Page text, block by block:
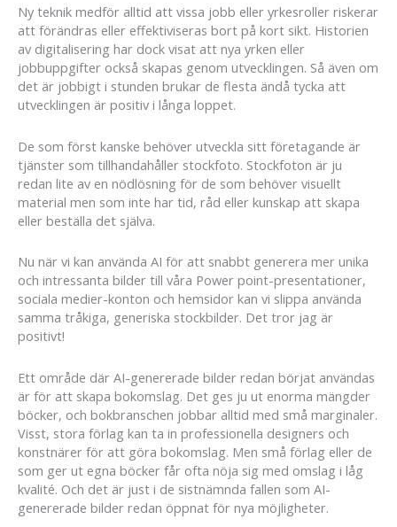
Ny teknik medför alltid att vissa jobb eller yrkesroller riskerar
att förändras eller effektiviseras bort på kort sikt. Historien
av digitalisering har dock visat att nya yrken eller
jobbuppgifter också skapas genom utvecklingen. Så även om
det är jobbigt i stunden brukar de flesta ändå tycka att
utvecklingen är positiv i långa loppet.
De som först kanske behöver utveckla sitt företagande är
tjänster som tillhandahåller stockfoto. Stockfoton är ju
redan lite av en nödlösning för de som behöver visuellt
material men som inte har tid, råd eller kunskap att skapa
eller beställa det själva.
Nu när vi kan använda AI för att snabbt generera mer unika
och intressanta bilder till våra Power point-presentationer,
sociala medier-konton och hemsidor kan vi slippa använda
samma tråkiga, generiska stockbilder. Det tror jag är
positivt!
Ett område där AI-genererade bilder redan börjat användas
är för att skapa bokomslag. Det ges ju ut enorma mängder
böcker, och bokbranschen jobbar alltid med små marginaler.
Visst, stora förlag kan ta in professionella designers och
konstnärer för att göra bokomslag. Men små förlag eller de
som ger ut egna böcker får ofta nöja sig med omslag i låg
kvalité. Och det är just i de sistnämnda fallen som AI-
genererade bilder redan öppnat för nya möjligheter.